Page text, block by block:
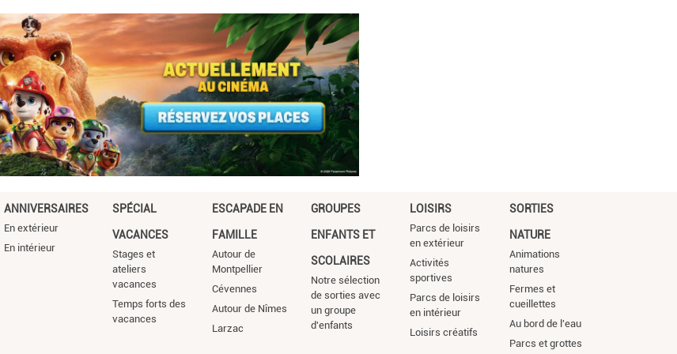
ANNIVERSAIRES
En extérieur
En intérieur
SPÉCIAL
VACANCES
Stages et
ateliers
vacances
Temps forts des
vacances
ESCAPADE EN
FAMILLE
Autour de
Montpellier
Cévennes
Autour de Nîmes
Larzac
GROUPES
ENFANTS ET
SCOLAIRES
Notre sélection
de sorties avec
un groupe
d'enfants
LOISIRS
Parcs de loisirs
en extérieur
Activités
sportives
Parcs de loisirs
en intérieur
Loisirs créatifs
SORTIES
NATURE
Animations
natures
Fermes et
cueillettes
Au bord de l'eau
Parcs et grottes